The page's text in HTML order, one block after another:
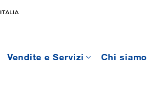
ITALIA
Vendite e Servizi Chi siamo